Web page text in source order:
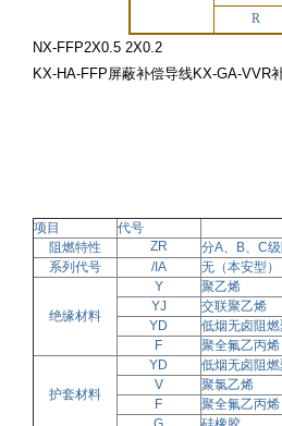
R
NX-FFP2X0.5 2X0.2
KX-HA-FFP屏蔽补偿导线KX-GA-VVR
项目
代号
阻燃特性
ZR 分A、B、C
系列代号
/IA 无（本安型）
绝缘材料
Y
聚乙烯
YJ
交联聚乙烯
YD
低烟无卤阻
F
聚全氟乙丙烯
护套材料
YD
低烟无卤阻
V
聚氯乙烯
F
聚全氟乙丙烯